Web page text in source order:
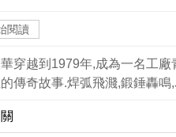
閱讀
穿越到1979年,成為一名工
傳奇故事.焊弧飛濺,鍛錘轟